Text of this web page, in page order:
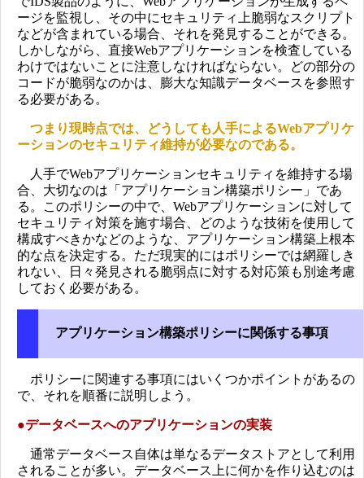
ージを監視し、その中にセキュリティ上脆弱なスクリプト
などが含まれている場合、それを発見することができる。
しかしながら、直接Webアプリケーションを検査している
わけではないことに注意しなければならない。どの部分の
コードが脆弱なのかは、膨大な知識データベースを参照す
る必要がある。
つまり現時点では、どうしても人手によるWebアプリケ
ーションのセキュリティ維持が必要なのである。
人手でWebアプリケーションセキュリティを維持する場
合、大切なのは「アプリケーション構築ポリシー」であ
る。このポリシーの中で、Webアプリケーションに対して
セキュリティ対策を施す場合、どのような技術を使用して
構成すべきかなどのような、アプリケーション構築上根本
的な点を決定する。ただ現実的にはポリシーでは網羅しき
れない、日々発見される脆弱点に対する対応策も別途考慮
しておく必要がある。
アプリケーション構築ポリシーに関係する事項
ポリシーに関連する事項にはいくつかポイントがあるの
で、それを順番に説明しよう。
●データベースへのアプリケーションの実装
通常データベース自体は単なるデータストアとして利用
されることが多い。データベース上に何かを作り込むのは